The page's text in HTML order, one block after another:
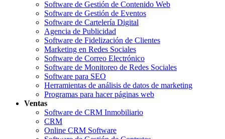
Software de Gestión de Contenido Web
Software de Gestión de Eventos
Software de Cartelería Digital
Agencia de Publicidad
Software de Fidelización de Clientes
Marketing en Redes Sociales
Software de Correo Electrónico
Software de Monitoreo de Redes Sociales
Software para SEO
Herramientas de análisis de datos de marketing
Programas para hacer páginas web
Ventas
Software de CRM Inmobiliario
CRM
Online CRM Software